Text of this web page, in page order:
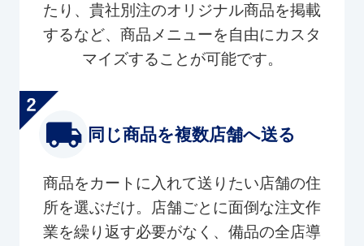
たり、貴社別注のオリジナル商品を掲載
するなど、商品メニューを自由にカスタ
マイズすることが可能です。
同じ商品を複数店舗へ送る
商品をカートに入れて送りたい店舗の住
所を選ぶだけ。店舗ごとに面倒な注文作
業を繰り返す必要がなく、備品の全店導